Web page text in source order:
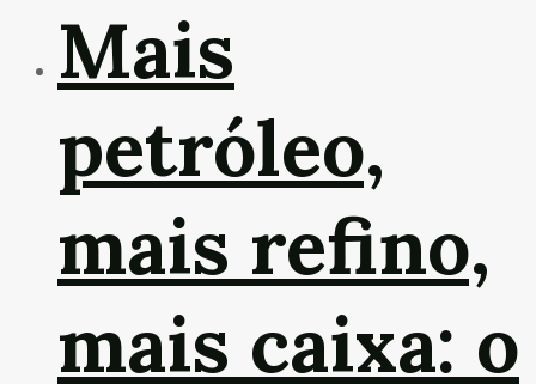
Mais
petróleo,
mais refino,
mais caixa: o